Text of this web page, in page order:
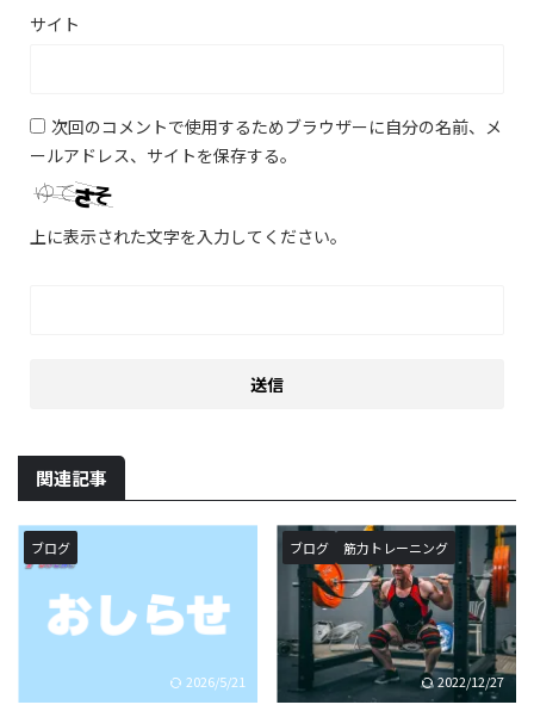
サイト
次回のコメントで使用するためブラウザーに自分の名前、メ
ールアドレス、サイトを保存する。
上に表示された文字を入力してください。
関連記事
ブログ
2026/5/21
ブログ 筋力トレーニング
2022/12/27